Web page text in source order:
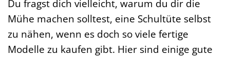
Du fragst dich vielleicht, warum du dir die
Mühe machen solltest, eine Schultüte selbst
zu nähen, wenn es doch so viele fertige
Modelle zu kaufen gibt. Hier sind einige gute